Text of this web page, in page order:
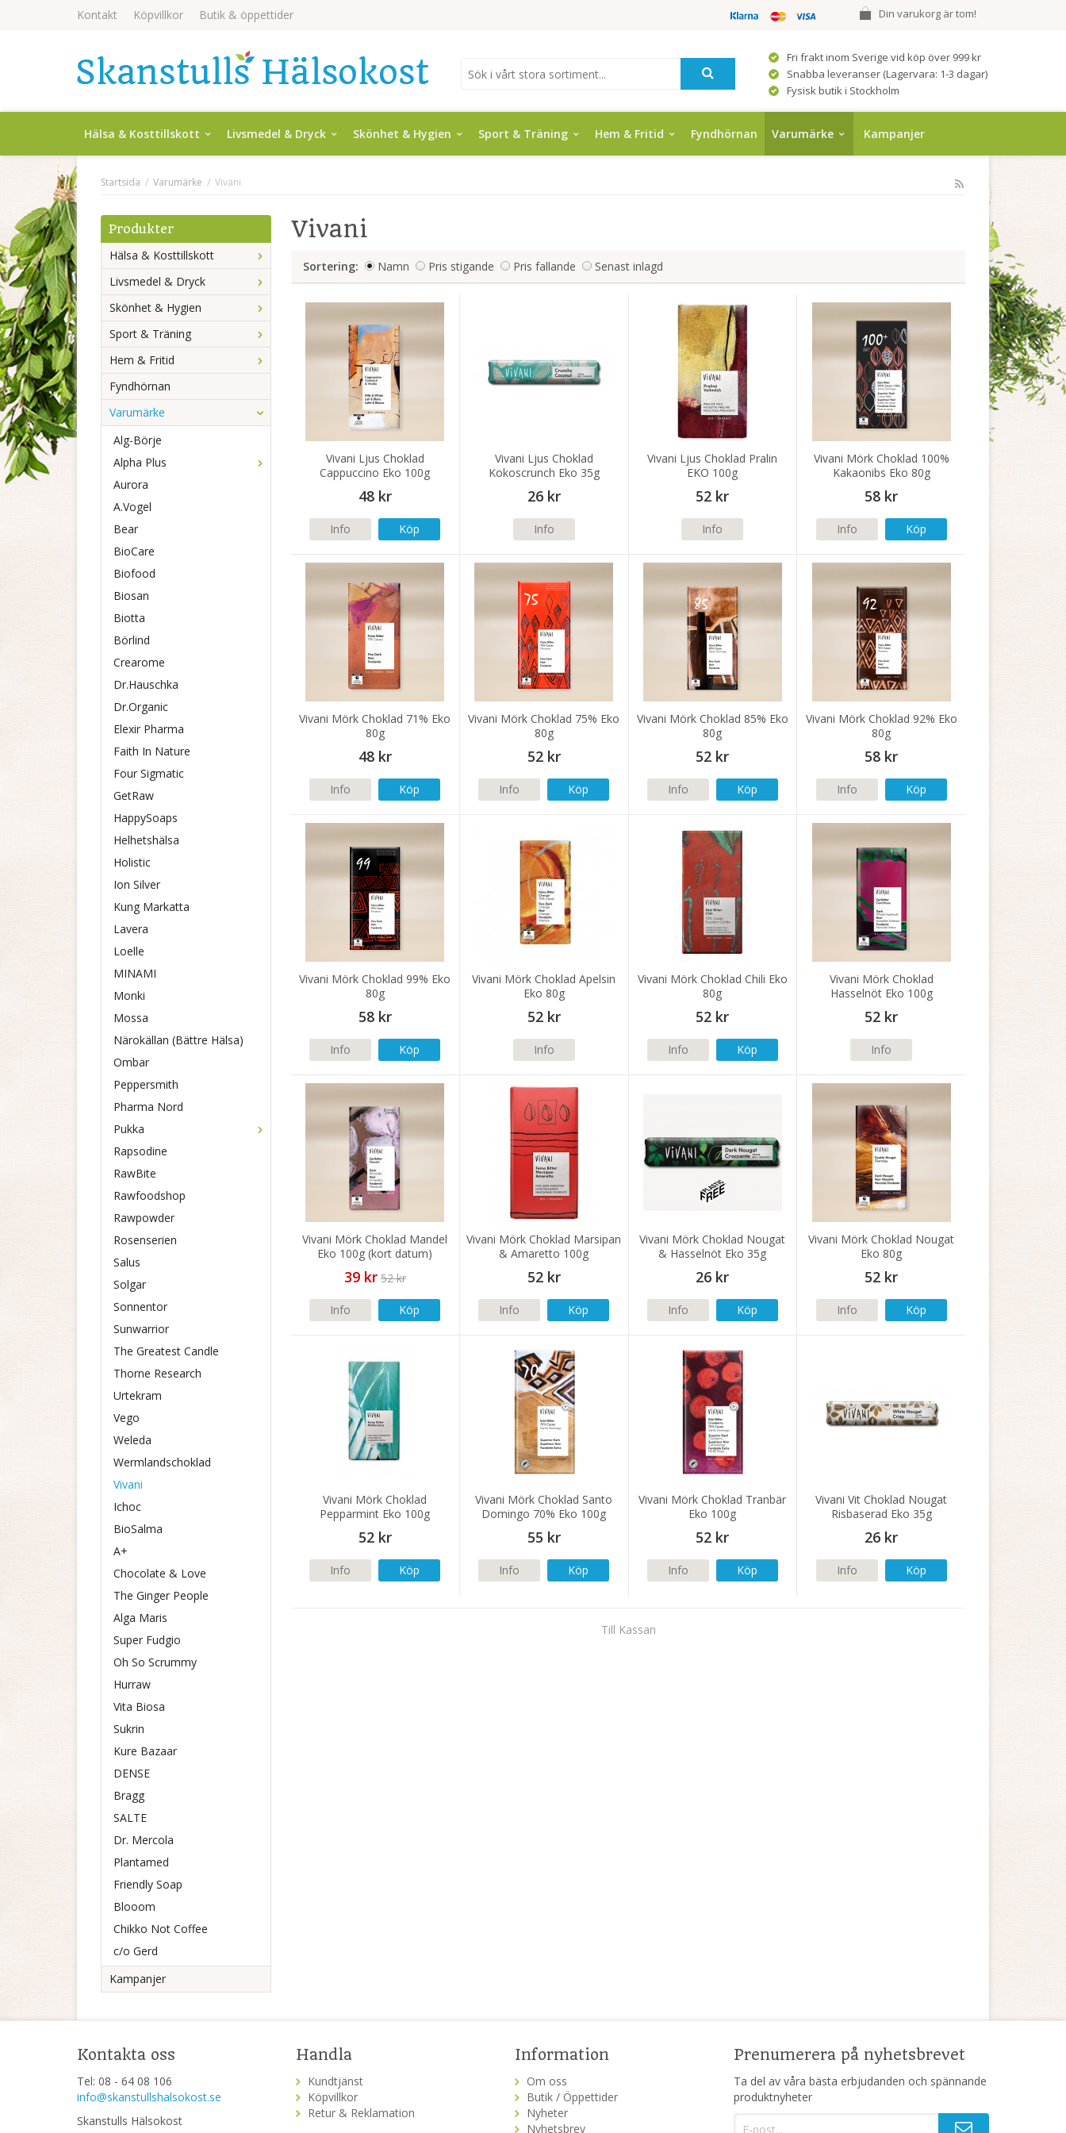
Kontakt Köpvillkor Butik & öppettider Din varukorg är tom!
Fri frakt inom Sverige vid köp över 999 kr
Snabba leveranser (Lagervara: 1-3 dagar)
Fysisk butik i Stockholm
Hälsa & Kosttillskott Livsmedel & Dryck Skönhet & Hygien Sport & Träning Hem & Fritid Fyndhörnan Varumärke Kampanjer
Startsida / Varumärke / Vivani
Produkter
Hälsa & Kosttillskott
Livsmedel & Dryck
Skönhet & Hygien
Sport & Träning
Hem & Fritid
Fyndhörnan
Varumärke
Alg-Börje
Alpha Plus
Aurora
A.Vogel
Bear
BioCare
Biofood
Biosan
Biotta
Börlind
Crearome
Dr.Hauschka
Dr.Organic
Elexir Pharma
Faith In Nature
Four Sigmatic
GetRaw
HappySoaps
Helhetshälsa
Holistic
Ion Silver
Kung Markatta
Lavera
Loelle
MINAMI
Monki
Mossa
Närokällan (Bättre Hälsa)
Ombar
Peppersmith
Pharma Nord
Pukka
Rapsodine
RawBite
Rawfoodshop
Rawpowder
Rosenserien
Salus
Solgar
Sonnentor
Sunwarrior
The Greatest Candle
Thorne Research
Urtekram
Vego
Weleda
Wermlandschoklad
Vivani
Ichoc
BioSalma
A+
Chocolate & Love
The Ginger People
Alga Maris
Super Fudgio
Oh So Scrummy
Hurraw
Vita Biosa
Sukrin
Kure Bazaar
DENSE
Bragg
SALTE
Dr. Mercola
Plantamed
Friendly Soap
Blooom
Chikko Not Coffee
c/o Gerd
Kampanjer
Vivani
Sortering: Namn Pris stigande Pris fallande Senast inlagd
Vivani Ljus Choklad
Cappuccino Eko 100g
48 kr
Info Köp
Vivani Ljus Choklad
Kokoscrunch Eko 35g
26 kr
Info
Vivani Ljus Choklad Pralin
EKO 100g
52 kr
Info
Vivani Mörk Choklad 100%
Kakaonibs Eko 80g
58 kr
Info Köp
Vivani Mörk Choklad 71% Eko
80g
48 kr
Info Köp
Vivani Mörk Choklad 75% Eko
80g
52 kr
Info Köp
Vivani Mörk Choklad 85% Eko
80g
52 kr
Info Köp
Vivani Mörk Choklad 92% Eko
80g
58 kr
Info Köp
Vivani Mörk Choklad 99% Eko
80g
58 kr
Info Köp
Vivani Mörk Choklad Apelsin
Eko 80g
52 kr
Info
Vivani Mörk Choklad Chili Eko
80g
52 kr
Info Köp
Vivani Mörk Choklad
Hasselnöt Eko 100g
52 kr
Info
Vivani Mörk Choklad Mandel
Eko 100g (kort datum)
39 kr 52 kr
Info Köp
Vivani Mörk Choklad Marsipan
& Amaretto 100g
52 kr
Info Köp
Vivani Mörk Choklad Nougat
& Hasselnöt Eko 35g
26 kr
Info Köp
Vivani Mörk Choklad Nougat
Eko 80g
52 kr
Info Köp
Vivani Mörk Choklad
Pepparmint Eko 100g
52 kr
Info Köp
Vivani Mörk Choklad Santo
Domingo 70% Eko 100g
55 kr
Info Köp
Vivani Mörk Choklad Tranbär
Eko 100g
52 kr
Info Köp
Vivani Vit Choklad Nougat
Risbaserad Eko 35g
26 kr
Info Köp
Till Kassan
Kontakta oss
Tel: 08 - 64 08 106
info@skanstullshalsokost.se
Skanstulls Hälsokost
Handla
Kundtjänst
Köpvillkor
Retur & Reklamation
Information
Om oss
Butik / Öppettider
Nyheter
Nyhetsbrev
Prenumerera på nyhetsbrevet
Ta del av våra bästa erbjudanden och spännande
produktnyheter